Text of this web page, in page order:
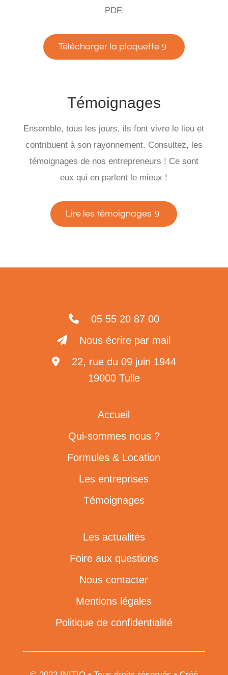
PDF.
Télécharger la plaquette
Témoignages
Ensemble, tous les jours, ils font vivre le lieu et
contribuent à son rayonnement. Consultez, les
témoignages de nos entrepreneurs ! Ce sont
eux qui en parlent le mieux !
Lire les témoignages
05 55 20 87 00
Nous écrire par mail
22, rue du 09 juin 1944
19000 Tulle
Accueil
Qui-sommes nous ?
Formules & Location
Les entreprises
Témoignages
Les actualités
Foire aux questions
Nous contacter
Mentions légales
Politique de confidentialité